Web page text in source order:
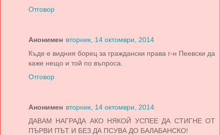
Отговор
Анонимен вторник, 14 октомври, 2014
Къде е видния борец за граждански права г-н Пеевски да
каже нещо и той по въпроса.
Отговор
Анонимен вторник, 14 октомври, 2014
ДАВАМ НАГРАДА АКО НЯКОЙ УСПЕЕ ДА СТИГНЕ ОТ
ПЪРВИ ПЪТ И БЕЗ ДА ПСУВА ДО БАЛАБАНСКО!